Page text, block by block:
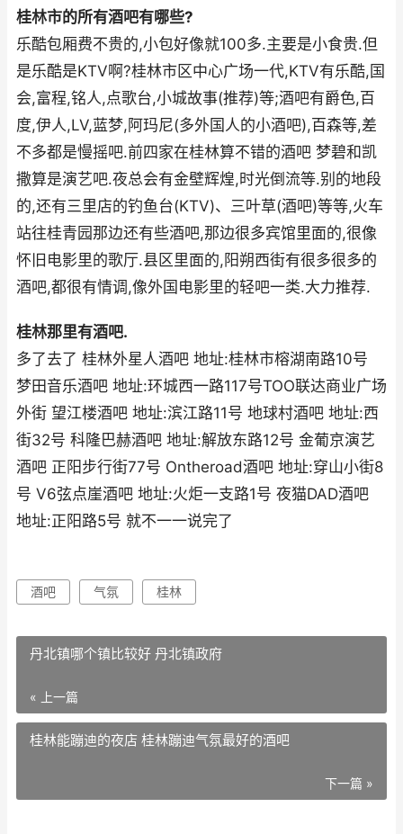
桂林市的所有酒吧有哪些?
乐酷包厢费不贵的,小包好像就100多.主要是小食贵.但
是乐酷是KTV啊?桂林市区中心广场一代,KTV有乐酷,国
会,富程,铭人,点歌台,小城故事(推荐)等;酒吧有爵色,百
度,伊人,LV,蓝梦,阿玛尼(多外国人的小酒吧),百森等,差
不多都是慢摇吧.前四家在桂林算不错的酒吧 梦碧和凯
撒算是演艺吧.夜总会有金壁辉煌,时光倒流等.别的地段
的,还有三里店的钓鱼台(KTV)、三叶草(酒吧)等等,火车
站往桂青园那边还有些酒吧,那边很多宾馆里面的,很像
怀旧电影里的歌厅.县区里面的,阳朔西街有很多很多的
酒吧,都很有情调,像外国电影里的轻吧一类.大力推荐.
桂林那里有酒吧.
多了去了 桂林外星人酒吧 地址:桂林市榕湖南路10号
梦田音乐酒吧 地址:环城西一路117号TOO联达商业广场
外街 望江楼酒吧 地址:滨江路11号 地球村酒吧 地址:西
街32号 科隆巴赫酒吧 地址:解放东路12号 金葡京演艺
酒吧 正阳步行街77号 Ontheroad酒吧 地址:穿山小街8
号 V6弦点崖酒吧 地址:火炬一支路1号 夜猫DAD酒吧
地址:正阳路5号 就不一一说完了
酒吧 气氛 桂林
丹北镇哪个镇比较好 丹北镇政府
« 上一篇
桂林能蹦迪的夜店 桂林蹦迪气氛最好的酒吧
下一篇 »